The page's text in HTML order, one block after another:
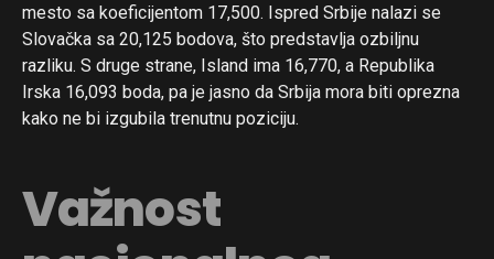
mesto sa koeficijentom 17,500. Ispred Srbije nalazi se
Slovačka sa 20,125 bodova, što predstavlja ozbiljnu
razliku. S druge strane, Island ima 16,770, a Republika
Irska 16,093 boda, pa je jasno da Srbija mora biti oprezna
kako ne bi izgubila trenutnu poziciju.
Važnost